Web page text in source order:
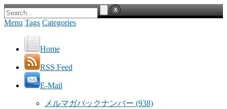
Menu Tags Categories
Home
RSS Feed
E-Mail
メルマガバックナンバー (938)